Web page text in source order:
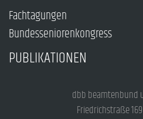
Fachtagungen
Bundesseniorenkongress
PUBLIKATIONEN
dbb beamtenbund
Friedrichstraße 169